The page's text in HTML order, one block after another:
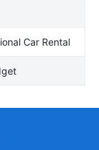
Car Rental